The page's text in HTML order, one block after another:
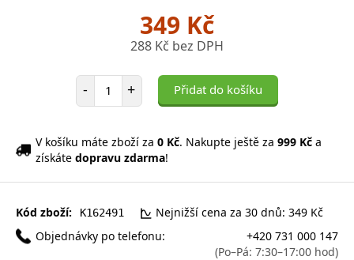
349 Kč
288 Kč bez DPH
- Počet položek
+ Přidat do košíku
V košíku máte zboží za 0 Kč. Nakupte ještě za 999 Kč a
získáte dopravu zdarma!
Kód zboží: K162491
Nejnižší cena za 30 dnů: 349 Kč
Objednávky po telefonu:
+420 731 000 147
(Po–Pá: 7:30–17:00 hod)